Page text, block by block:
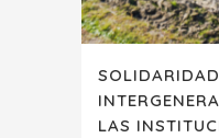
SOLIDARIDAD
LAS